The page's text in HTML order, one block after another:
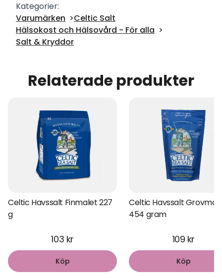
Kategorier:
Varumärken
Celtic Salt
Hälsokost och Hälsovård - För alla
Salt & Kryddor
Relaterade produkter
Celtic Havssalt Finmalet 227
g
103 kr
Köp
Celtic Havssalt
454 gram
109 kr
Köp